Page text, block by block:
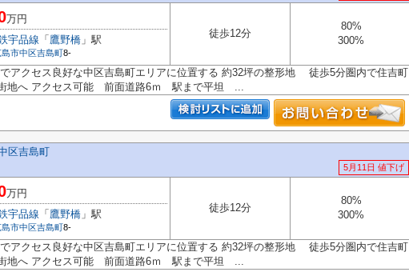
万円
宇品線 「 鷹野橋 」駅
島市中区吉島町8-
徒歩12分
80%
300%
クセス良好な中区吉島町エリアに位置する 約32坪の整形地 徒歩5分圏内で住吉町
地へ アクセス可能 前面道路6ｍ 駅まで平坦 ...
区吉島町
5月11日 値下げ
万円
宇品線 「 鷹野橋 」駅
島市中区吉島町8-
徒歩12分
80%
300%
クセス良好な中区吉島町エリアに位置する 約32坪の整形地 徒歩5分圏内で住吉町
地へ アクセス可能 前面道路6ｍ 駅まで平坦 ...